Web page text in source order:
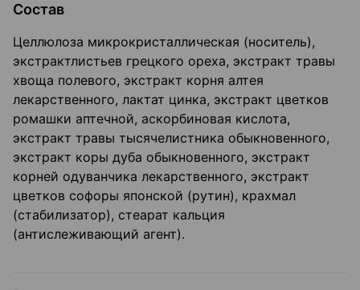
Состав
Целлюлоза микрокристаллическая (носитель),
экстрактлистьев грецкого ореха, экстракт травы
хвоща полевого, экстракт корня алтея
лекарственного, лактат цинка, экстракт цветков
ромашки аптечной, аскорбиновая кислота,
экстракт травы тысячелистника обыкновенного,
экстракт коры дуба обыкновенного, экстракт
корней одуванчика лекарственного, экстракт
цветков софоры японской (рутин), крахмал
(стабилизатор), стеарат кальция
(антислеживающий агент).